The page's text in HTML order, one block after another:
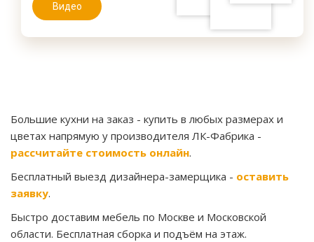
Видео
Большие кухни на заказ - купить в любых размерах и
цветах напрямую у производителя ЛК-Фабрика -
рассчитайте стоимость онлайн.
Бесплатный выезд дизайнера-замерщика - оставить
заявку.
Быстро доставим мебель по Москве и Московской
области. Бесплатная сборка и подъём на этаж.